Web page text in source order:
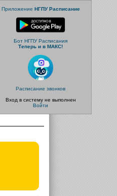
Приложение НГПУ Расписание
Бот НГПУ Расписания
Теперь и в МАКС!
Расписание звонков
Вход в систему не выполнен
Войти